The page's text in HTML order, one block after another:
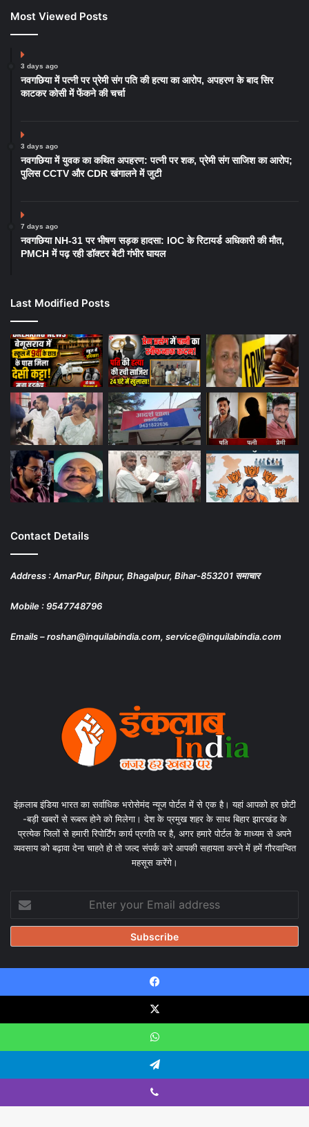
Most Viewed Posts
3 days ago
नवगछिया में पत्नी पर प्रेमी संग पति की हत्या का आरोप, अपहरण के बाद सिर
काटकर कोसी में फेंकने की चर्चा
3 days ago
नवगछिया में युवक का कथित अपहरण: पत्नी पर शक, प्रेमी संग साजिश का आरोप;
पुलिस CCTV और CDR खंगालने में जुटी
7 days ago
नवगछिया NH-31 पर भीषण सड़क हादसा: IOC के रिटायर्ड अधिकारी की मौत,
PMCH में पढ़ रही डॉक्टर बेटी गंभीर घायल
Last Modified Posts
Contact Details
Address : AmarPur, Bihpur, Bhagalpur, Bihar-853201 समाचार
Mobile : 9547748796
Emails – roshan@inquilabindia.com, service@inquilabindia.com
इंक़लाब इंडिया भारत का सर्वाधिक भरोसेमंद न्यूज पोर्टल में से एक है। यहां आपको हर छोटी
-बड़ी खबरों से रूबरू होने को मिलेगा। देश के प्रमुख शहर के साथ बिहार झारखंड के
प्रत्येक जिलों से हमारी रिपोर्टिंग कार्य प्रगति पर है, अगर हमारे पोर्टल के माध्यम से अपने
व्यवसाय को बढ़ावा देना चाहते हो तो जल्द संपर्क करे आपकी सहायता करने में हमें गौरवान्वित
महसूस करेंगे।
your
Email
© Copyright 2026, All Rights Reserved |
Design & Developed
Blog
Contact Us
Facebook
X YouTubeInstagramWhatsApp
Facebook
X
WhatsApp
Telegram
Viber